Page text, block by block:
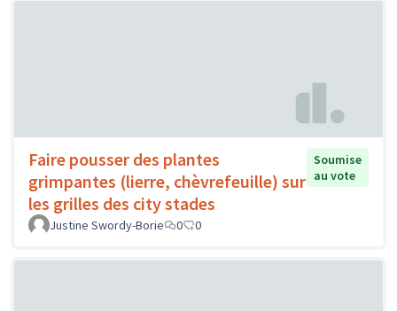
Faire pousser des plantes
grimpantes (lierre, chèvrefeuille) sur
les grilles des city stades
Soumise
au vote
Justine Swordy-Borie 0 0